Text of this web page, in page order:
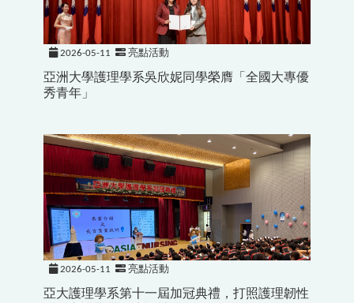
2026-05-11 亮點活動
亞洲大學護理學系吳欣妮同學榮膺「全國大專優
秀青年」
2026-05-11 亮點活動
亞大護理學系第十一屆加冠典禮，打照護理韌性